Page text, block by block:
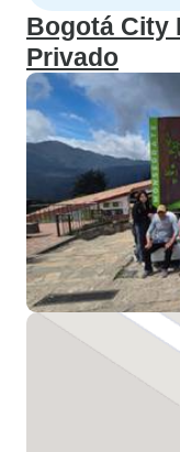
Bogotá City
Privado